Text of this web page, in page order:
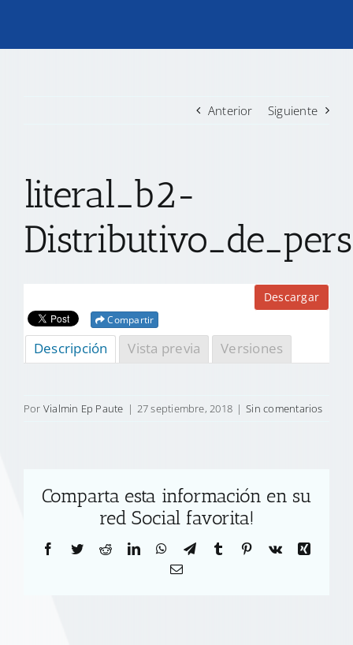
TRANSPARENCIA
CONTACTO
Anterior Siguiente
literal_b2-
Descargar
Compartir
Descripción Vista previa Versiones
Por Vialmin Ep Paute | 27 septiembre, 2018 | Sin comentarios
Comparta esta información en su
red Social favorita!
Facebook
TwitterRedditLinkedInWhatsApp
TelegramTumblr Pinterest
Vk
Xing
Correo